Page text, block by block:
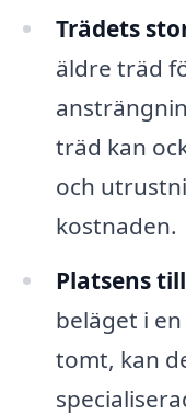
Trädets
äldre träd
träd kan
och
kostnaden.
Platsens
beläget i
tomt, kan